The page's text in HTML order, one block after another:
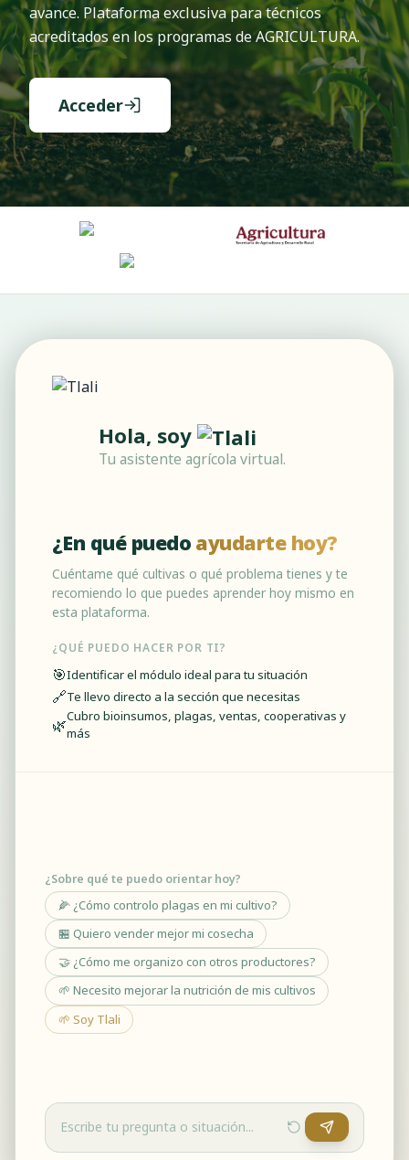
avance. Plataforma exclusiva para técnicos
acreditados en los programas de AGRICULTURA.
Acceder
Hola, soy
Tu asistente agrícola virtual.
¿En qué puedo ayudarte hoy?
Cuéntame qué cultivas o qué problema tienes y te
recomiendo lo que puedes aprender hoy mismo en
esta plataforma.
¿QUÉ PUEDO HACER POR TI?
🎯Identificar el módulo ideal para tu situación
🔗Te llevo directo a la sección que necesitas
🌿Cubro bioinsumos, plagas, ventas, cooperativas y
más
¿Sobre qué te puedo orientar hoy?
🌽 ¿Cómo controlo plagas en mi cultivo?
🏪 Quiero vender mejor mi cosecha
🤝 ¿Cómo me organizo con otros productores?
🌱 Necesito mejorar la nutrición de mis cultivos
🌱 Soy Tlali